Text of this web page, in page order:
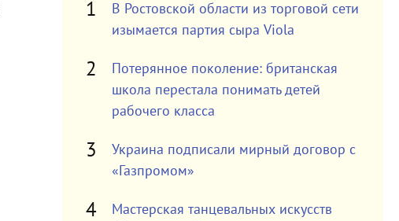
В Ростовской области из торговой сети
изымается партия сыра Viola
Потерянное поколение: британская
школа перестала понимать детей
рабочего класса
Украина подписали мирный договор с
«Газпромом»
Мастерская танцевальных искусств